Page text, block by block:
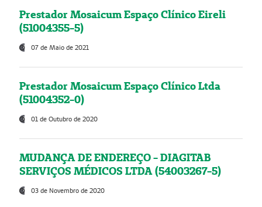
Prestador Mosaicum Espaço Clínico Eireli
(51004355-5)
07 de Maio de 2021
Prestador Mosaicum Espaço Clínico Ltda
(51004352-0)
01 de Outubro de 2020
MUDANÇA DE ENDEREÇO - DIAGITAB
SERVIÇOS MÉDICOS LTDA (54003267-5)
03 de Novembro de 2020